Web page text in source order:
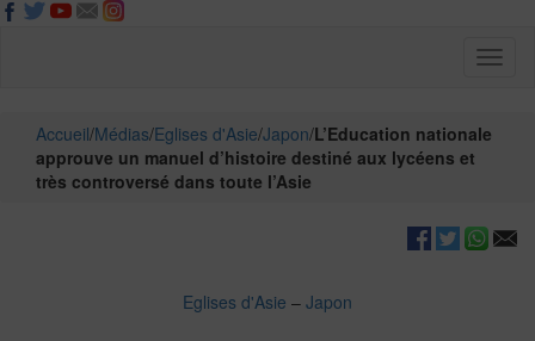
Accueil/Médias/Eglises d'Asie/Japon/L’Education nationale
approuve un manuel d’histoire destiné aux lycéens et
très controversé dans toute l’Asie
Eglises d'Asie – Japon